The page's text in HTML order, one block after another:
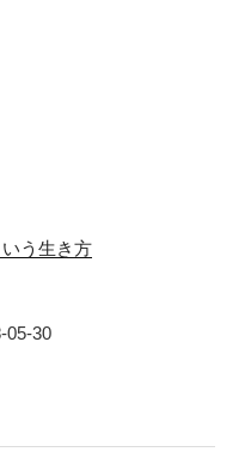
う生き方
05-30